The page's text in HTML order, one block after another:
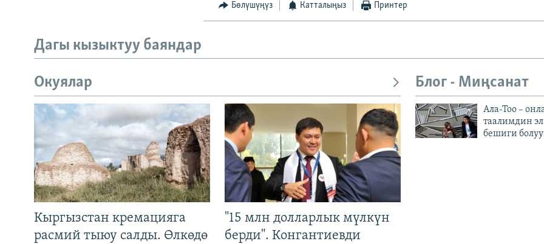
Бөлүшүңүз Катталыңыз Принтер
Дагы кызыктуу баяндар
Окуялар
Кыргызстан кремацияга
расмий тыюу салды. Өлкөдө
"15 млн долларлык мүлкүн
берди". Конгантиевди
Блог - Миңсанат
Ала-Тоо –
таалимдин
бешиги